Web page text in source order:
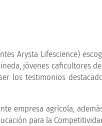
Arysta Lifescience)
jóvenes caficultores
los testimonios
empresa agrícola,
para la